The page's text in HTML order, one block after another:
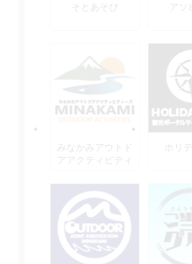
そとあそび アソ
みなかみアウトド
アアクティビティ
ホリ